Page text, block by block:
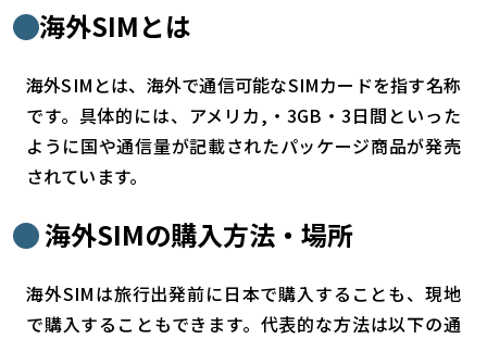
海外SIMとは
海外SIMとは、海外で通信可能なSIMカードを指す名称
です。具体的には、アメリカ,・3GB・3日間といった
ように国や通信量が記載されたパッケージ商品が発売
されています。
海外SIMの購入方法・場所
海外SIMは旅行出発前に日本で購入することも、現地
で購入することもできます。代表的な方法は以下の通